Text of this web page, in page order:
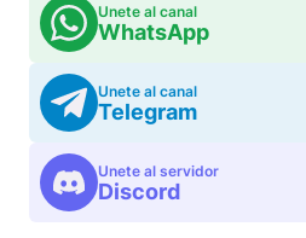
Unete al canal
WhatsApp
Unete al canal
Telegram
Unete al servidor
Discord